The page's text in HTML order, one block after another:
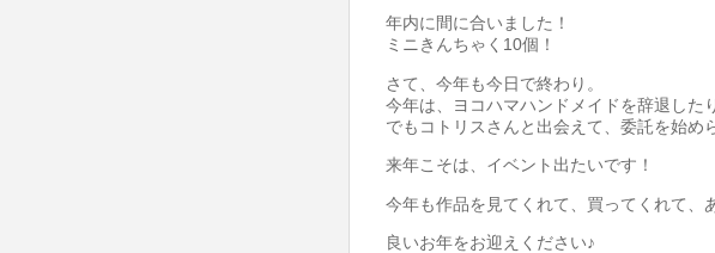
年内に間に合いました！
ミニきんちゃく10個！
さて、今年も今日で終わり。
今年は、ヨコハマハンドメイドを辞退した
でもコトリスさんと出会えて、委託を始
来年こそは、イベント出たいです！
今年も作品を見てくれて、買ってくれて、
良いお年をお迎えください♪